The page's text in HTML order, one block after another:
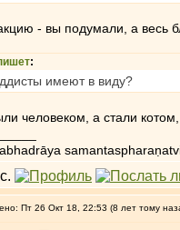
- вы подумали, а весь
:
имеют в виду?
человеком, а стали
Пт 26 Окт 18, 22:53 (8 лет тому